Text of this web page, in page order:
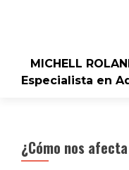
MICHELL
Especialista en
¿Cómo nos